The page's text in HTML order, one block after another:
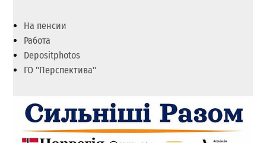
На пенсии
Работа
Depositphotos
ГО "Перспектива"